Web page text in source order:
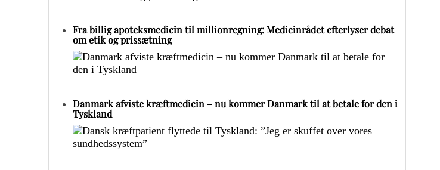
Fra billig apoteksmedicin til millionregning: Medicinrådet efterlyser debat
om etik og prissætning
Danmark afviste kræftmedicin – nu kommer Danmark til at betale for den i
Tyskland